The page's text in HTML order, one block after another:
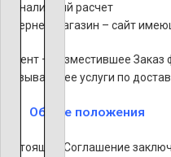
Безналичный расчет
Интернет-магазин – сайт
Клиент – разместившее
оказывающее услуги по
Общие положения
Настоящее Соглашение